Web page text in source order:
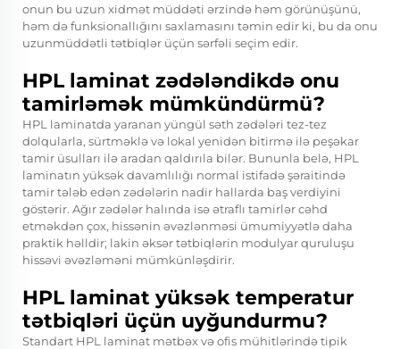
onun bu uzun xidmət müddəti ərzində həm görünüşünü,
həm də funksionallığını saxlamasını təmin edir ki, bu da onu
uzunmüddətli tətbiqlər üçün sərfəli seçim edir.
HPL laminat zədələndikdə onu
tamirləmək mümkündürmü?
HPL laminatda yaranan yüngül səth zədələri tez-tez
dolqularla, sürtməklə və lokal yenidən bitirmə ilə peşəkar
tamir üsulları ilə aradan qaldırıla bilər. Bununla belə, HPL
laminatın yüksək davamlılığı normal istifadə şəraitində
tamir tələb edən zədələrin nadir hallarda baş verdiyini
göstərir. Ağır zədələr halında isə ətraflı tamirlər cəhd
etməkdən çox, hissənin əvəzlənməsi ümumiyyətlə daha
praktik həlldir; lakin əksər tətbiqlərin modulyar quruluşu
hissəvi əvəzləməni mümkünləşdirir.
HPL laminat yüksək temperatur
tətbiqləri üçün uyğundurmu?
Standart HPL laminat mətbəx və ofis mühitlərində tipik